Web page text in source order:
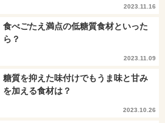
2023.11.16
食べごたえ満点の低糖質食材といった
ら？
2023.11.09
糖質を抑えた味付けでもうま味と甘み
を加える食材は？
2023.10.26